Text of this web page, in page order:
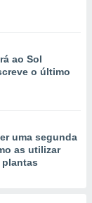
ao Sol
o último
uma segunda
as utilizar
plantas